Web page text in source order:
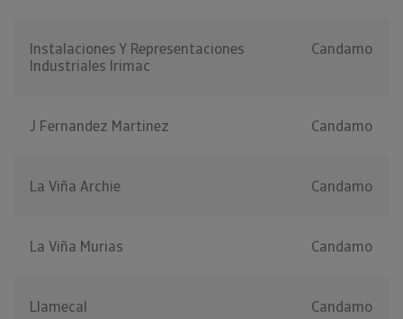
Instalaciones Y Representaciones
Industriales Irimac
Candamo
J Fernandez Martinez Candamo
La Viña Archie Candamo
La Viña Murias Candamo
Llamecal Candamo